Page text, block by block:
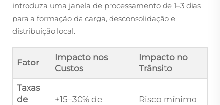
introduza uma janela de processamento de 1–3 dias
para a formação da carga, desconsolidação e
distribuição local.
Fator
Impacto nos
Custos
Impacto no
Trânsito
Taxas
de
+15–30% de
Risco mínimo